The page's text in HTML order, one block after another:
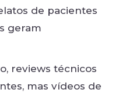
de pacientes
geram
reviews técnicos
mas vídeos de